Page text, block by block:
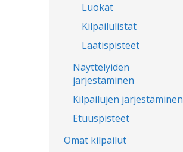
Luokat
Kilpailulistat
Laatispisteet
Näyttelyiden
järjestäminen
Kilpailujen järjestäminen
Etuuspisteet
Omat kilpailut